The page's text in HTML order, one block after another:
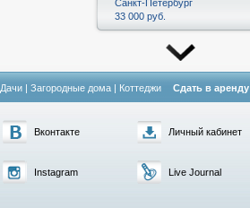
Санкт-Петербург
33 000 руб.
Дачи | Загородные дома | Коттеджи Сдать в аренду
Вконтакте
Instagram
Личный кабинет
Live Journal